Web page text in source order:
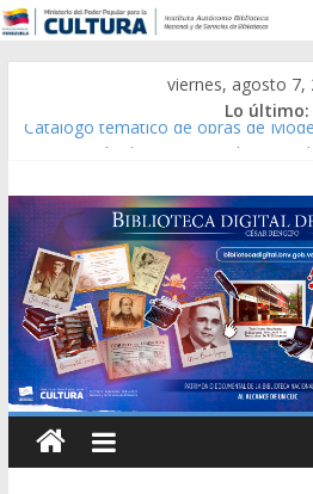
viernes, agosto 7,
Lo último:
Catálogo temático de obras de
Una Parálisis [material gráfico]
Modesta Bor Sánchez [material
Gaceta Oficial de la República de
Caracas 09 de marzo de 2006 N°